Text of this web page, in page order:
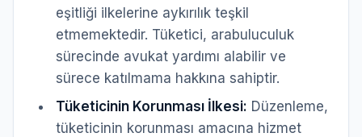
eşitliği ilkelerine aykırılık teşkil
etmemektedir. Tüketici, arabuluculuk
sürecinde avukat yardımı alabilir ve
sürece katılmama hakkına sahiptir.
Tüketicinin Korunması İlkesi: Düzenleme,
tüketicinin korunması amacına hizmet